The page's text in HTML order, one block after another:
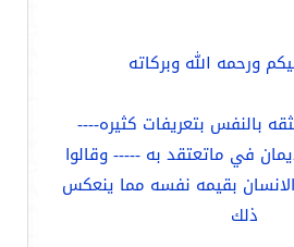
ورحمه الله وبركاته
بالنفس بتعريفات كثيره----
في ماتعتقد به ----- وقالوا
بقيمه نفسه مما ينعكس
ذلك